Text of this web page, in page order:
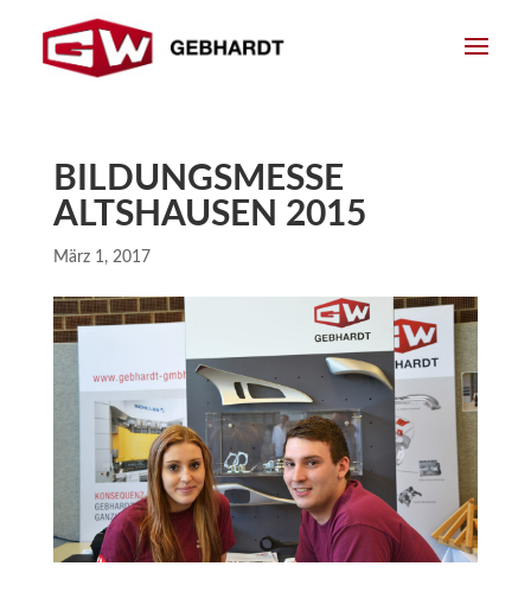
BILDUNGSMESSE
ALTSHAUSEN 2015
März 1, 2017